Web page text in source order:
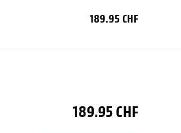
189.95 CHF
189.95 CHF